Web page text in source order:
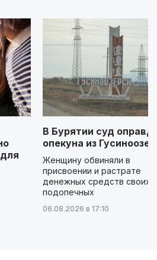
В Бурятии суд
опекуна из
Женщину обвиняли в
присвоении и растрате
денежных средств своих
подопечных
06.08.2026 в 17:10